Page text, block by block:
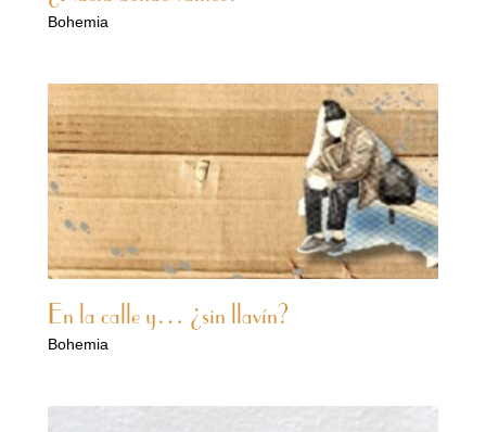
Bohemia
En la calle y… ¿sin llavín?
Bohemia